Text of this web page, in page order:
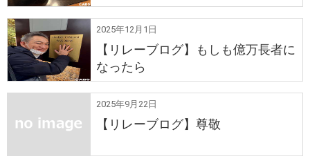
2025年12月1日
【リレーブログ】もしも億万長者に
なったら
2025年9月22日
【リレーブログ】尊敬